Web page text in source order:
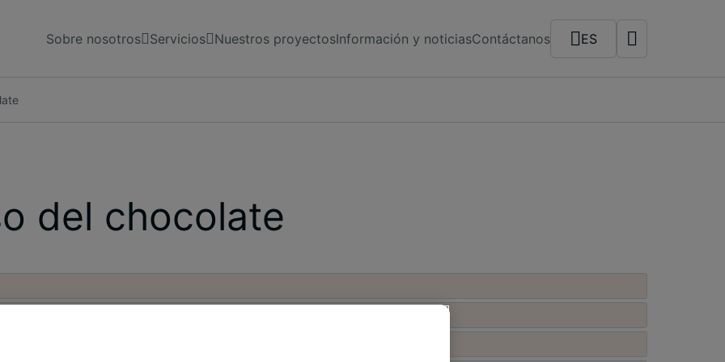
Sobre nosotros Servicios Nuestros proyectosInformación y noticiasContáctanos ES
del chocolate